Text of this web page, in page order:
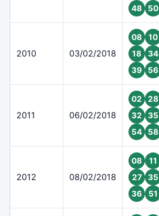
48
50
2010 03/02/2018
08
10
18
34
39
56
2011 06/02/2018
02
28
32
35
54
58
2012 08/02/2018
08
11
27
35
36
51